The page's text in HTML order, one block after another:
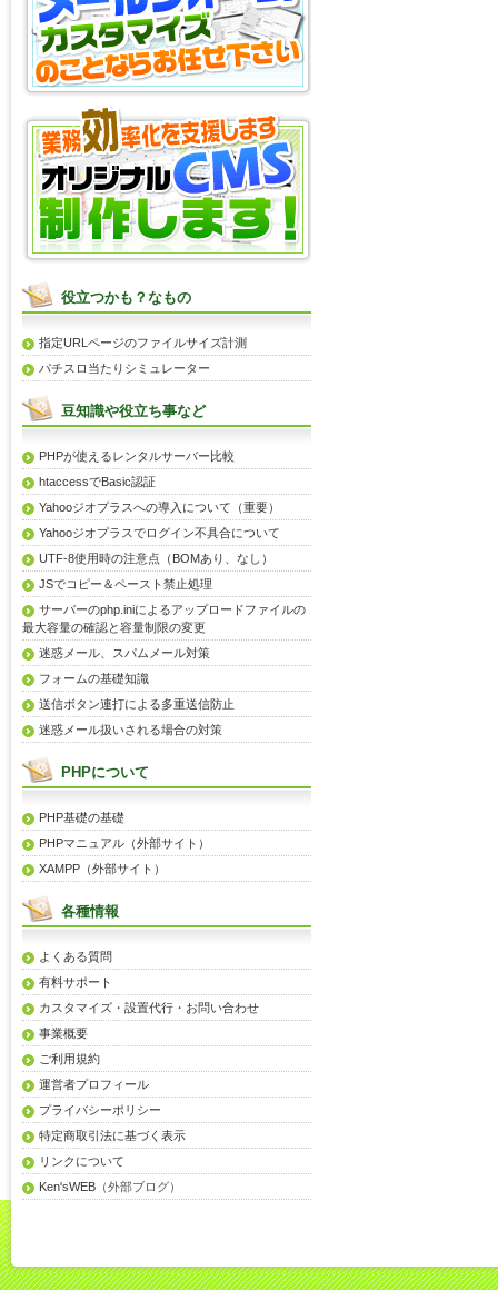
役立つかも？なもの
指定URLページのファイルサイズ計測
パチスロ当たりシミュレーター
豆知識や役立ち事など
PHPが使えるレンタルサーバー比較
htaccessでBasic認証
Yahooジオプラスへの導入について（重要）
Yahooジオプラスでログイン不具合について
UTF-8使用時の注意点（BOMあり、なし）
JSでコピー＆ペースト禁止処理
サーバーのphp.iniによるアップロードファイルの
最大容量の確認と容量制限の変更
迷惑メール、スパムメール対策
フォームの基礎知識
送信ボタン連打による多重送信防止
迷惑メール扱いされる場合の対策
PHPについて
PHP基礎の基礎
PHPマニュアル（外部サイト）
XAMPP（外部サイト）
各種情報
よくある質問
有料サポート
カスタマイズ・設置代行・お問い合わせ
事業概要
ご利用規約
運営者プロフィール
プライバシーポリシー
特定商取引法に基づく表示
リンクについて
Ken'sWEB （外部ブログ）